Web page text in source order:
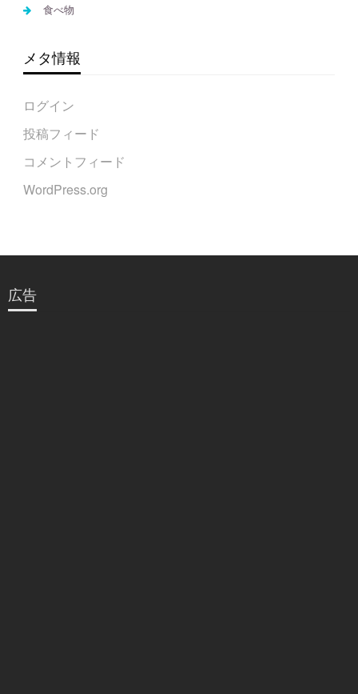
食べ物
メタ情報
ログイン
投稿フィード
コメントフィード
WordPress.org
広告